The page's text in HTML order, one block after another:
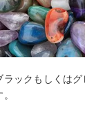
ックもしくは